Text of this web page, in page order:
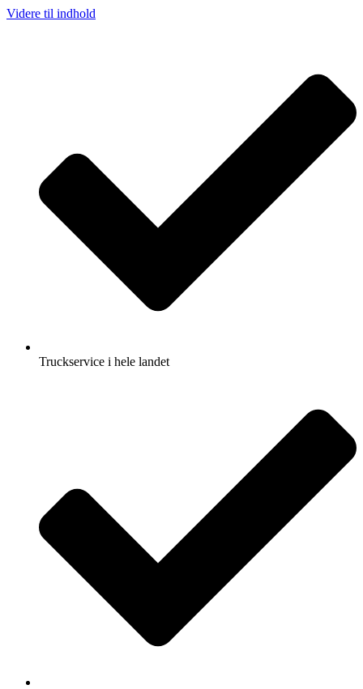
Videre til indhold
Truckservice i hele landet